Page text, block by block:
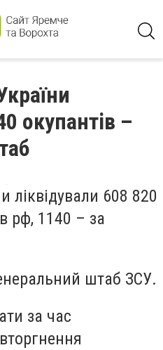
окупантів –
ліквідували 608 820
рф, 1140 – за
штаб ЗСУ.
за час